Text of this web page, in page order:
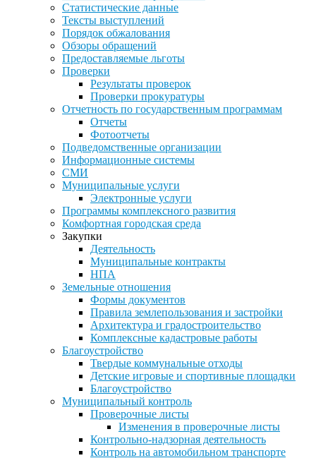
Статистические данные
Тексты выступлений
Порядок обжалования
Обзоры обращений
Предоставляемые льготы
Проверки
Результаты проверок
Проверки прокуратуры
Отчетность по государственным программам
Отчеты
Фотоотчеты
Подведомственные организации
Информационные системы
СМИ
Муниципальные услуги
Электронные услуги
Программы комплексного развития
Комфортная городская среда
Закупки
Деятельность
Муниципальные контракты
НПА
Земельные отношения
Формы документов
Правила землепользования и застройки
Архитектура и градостроительство
Комплексные кадастровые работы
Благоустройство
Твердые коммунальные отходы
Детские игровые и спортивные площадки
Благоустройство
Муниципальный контроль
Проверочные листы
Изменения в проверочные листы
Контрольно-надзорная деятельность
Контроль на автомобильном транспорте